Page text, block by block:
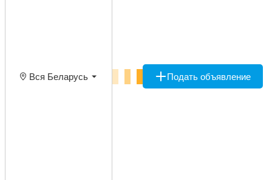
Вся Беларусь Подать объявление